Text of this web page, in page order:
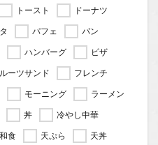
トースト
ドーナツ
パフェ
パン
ハンバーグ
ピザ
ーツサンド
フレンチ
モーニング
ラーメン
丼
冷やし中華
和食 天ぷら
天丼